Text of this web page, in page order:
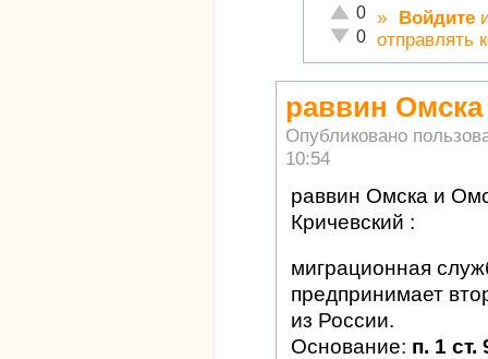
Отлично!
0
Неадекватно!
0
» Войдите
отправлять
раввин
Опубликовано
10:54
раввин Омска и
Кричевский :
миграционная
предпринимает
из России.
Основание: п. 1